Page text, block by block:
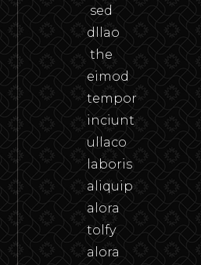
sed
dllao
the
eimod
tempor
inciunt
ullaco
laboris
aliquip
alora
tolfy
alora